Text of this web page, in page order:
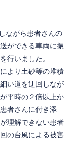
ながら患者さんの
ができる車両に振
行いました。
より土砂等の堆積
い道を迂回しなが
平時の２倍以上か
者さんに付き添
理解できない患者
の台風による被害